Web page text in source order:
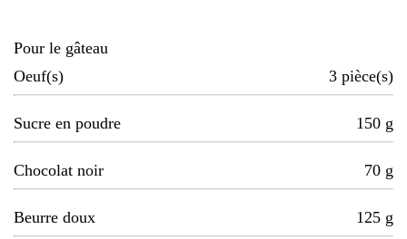
Pour le gâteau
Oeuf(s)
3 pièce(s)
Sucre en poudre 150 g
Chocolat noir 70 g
Beurre doux 125 g